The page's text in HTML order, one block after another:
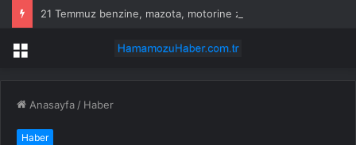
Menü
Anasayfa / Haber
Haber